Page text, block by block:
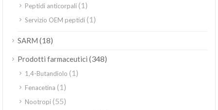
Peptidi anticorpali(1)
Servizio OEM peptidi(1)
SARM (18)
Prodotti farmaceutici (348)
1,4-Butandiolo (1)
Fenacetina (1)
Nootropi(55)